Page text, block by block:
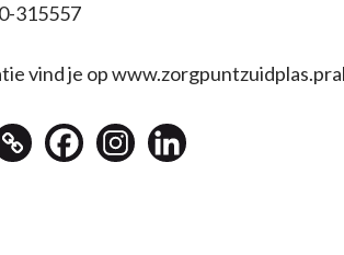
315557
vind je op